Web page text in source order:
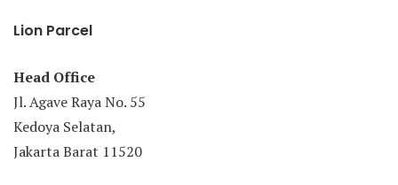
Lion Parcel
Head Office
Jl. Agave Raya No. 55
Kedoya Selatan,
Jakarta Barat 11520